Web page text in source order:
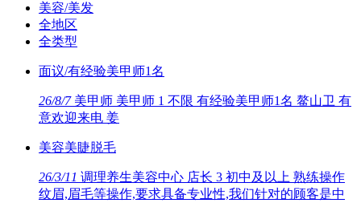
美容/美发
全地区
全类型
面议/有经验美甲师1名
26/8/7美甲师 美甲师 1 不限 有经验美甲师1名 鳌山卫 有
意欢迎来电 姜
美容美睫脱毛
26/3/11 调理养生美容中心 店长 3 初中及以上 熟练操作
纹眉,眉毛等操作,要求具备专业性,我们针对的顾客是中